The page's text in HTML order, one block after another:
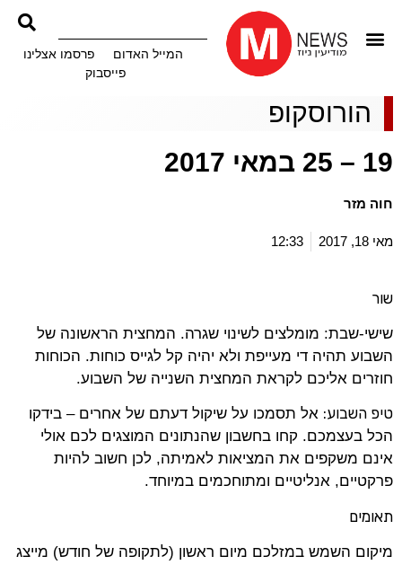
המייל האדום
פרסמו אצלינו
פייסבוק
הורוסקופ
19 – 25 במאי 2017
חוה מזר
מאי 18, 2017 12:33
שור
שישי-שבת: מומלצים לשינוי שגרה. המחצית הראשונה של
השבוע תהיה די מעייפת ולא יהיה קל לגייס כוחות. הכוחות
חוזרים אליכם לקראת המחצית השנייה של השבוע.
טיפ השבוע:אל תסמכו על שיקול דעתם של אחרים – בידקו
הכל בעצמכם. קחו בחשבון שהנתונים המוצגים לכם אולי
אינם משקפים את המציאות לאמיתה, לכן חשוב להיות
פרקטיים, אנליטיים ומתוחכמים במיוחד.
תאומים
מיקום השמש במזלכם מיום ראשון (לתקופה של חודש) מייצג